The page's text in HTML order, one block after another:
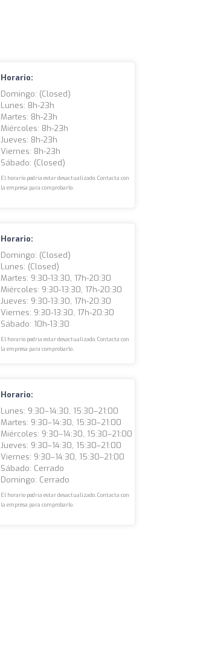
Horario:
Domingo: (closed)
Lunes: 8h-23h
Martes: 8h-23h
Miércoles: 8h-23h
Jueves: 8h-23h
Viernes: 8h-23h
Sábado: (closed)
El horario podría estar desactualizado. Contacta con
la empresa para comprobarlo.
Horario:
Domingo: (closed)
Lunes: (closed)
Martes: 9:30-13:30, 17h-20:30
Miércoles: 9:30-13:30, 17h-20:30
Jueves: 9:30-13:30, 17h-20:30
Viernes: 9:30-13:30, 17h-20:30
Sábado: 10h-13:30
El horario podría estar desactualizado. Contacta con
la empresa para comprobarlo.
Horario:
Lunes: 9:30–14:30, 15:30–21:00
Martes: 9:30–14:30, 15:30–21:00
Miércoles: 9:30–14:30, 15:30–21:00
Jueves: 9:30–14:30, 15:30–21:00
Viernes: 9:30–14:30, 15:30–21:00
Sábado: Cerrado
Domingo: Cerrado
El horario podría estar desactualizado. Contacta con
la empresa para comprobarlo.